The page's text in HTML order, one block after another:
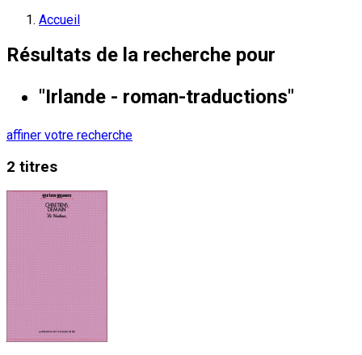
Accueil
Résultats de la recherche pour
"Irlande - roman-traductions"
affiner votre recherche
2 titres